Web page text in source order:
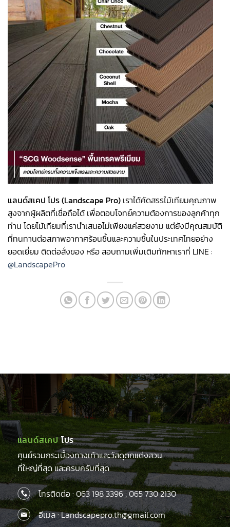
แลนด์สเคป โปร (Landscape Pro) เราได้คัดสรรไม้เทียมคุณภาพ
สูงจากผู้ผลิตที่เชื่อถือได้ เพื่อตอบโจทย์ความต้องการของลูกค้าทุก
ท่าน โดยไม้เทียมที่เรานำเสนอไม่เพียงแค่สวยงาม แต่ยังมีคุณสมบัติ
ที่ทนทานต่อสภาพอากาศร้อนชื้นและความชื้นในประเทศไทยอย่าง
ยอดเยี่ยม ติดต่อสั่งของ หรือ สอบถามเพิ่มเติมทักหาเราที่ LINE :
@LandscapePro
แลนด์สเคปโปร
ศูนย์รวมกระเบื้องทางเท้าและวัสดุตกแต่งสวน
ที่ใหญ่ที่สุด และครบครับที่สุด
โทรติดต่อ :063 198 3396,065 730 2130
อีเมล : Landscapepro.th@gmail.com